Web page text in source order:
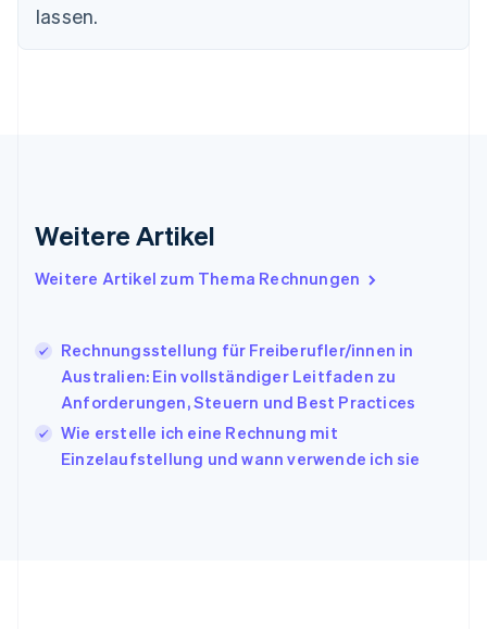
lassen.
Weitere Artikel
Weitere Artikel zum Thema Rechnungen
Rechnungsstellung für Freiberufler/innen in
Australien: Ein vollständiger Leitfaden zu
Anforderungen, Steuern und Best Practices
Wie erstelle ich eine Rechnung mit
Einzelaufstellung und wann verwende ich sie
Gibraltar
Griechenland
Japan
Kanada
EnglishItaliano
Lettland
Liechtenstein
DeutschEnglish
Litauen